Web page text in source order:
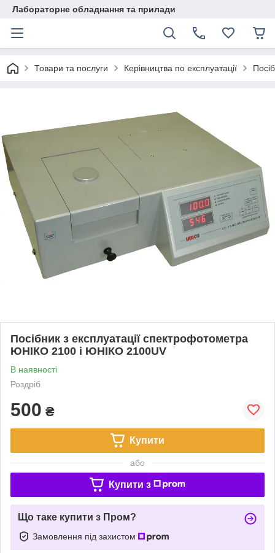
Лабораторне обладнання та прилади
Товари та послуги Керівництва по експлуатації
Посібник з експлуатації спектрофотометра
ЮНІКО 2100 і ЮНІКО 2100UV
В наявності
Роздріб
500 ₴
Купити
або
Купити з
Що таке купити з Пром?
Замовлення під захистом